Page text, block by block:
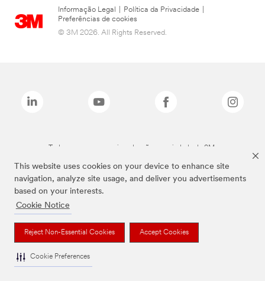
This website uses cookies on your device to enhance site
navigation, analyze site usage, and deliver you advertisements
based on your interests.
Cookie Notice
Reject Non-Essential Cookies Accept Cookies
Cookie Preferences
Informação Legal Política da Privacidade
Preferências de cookies
© 3M 2026. All Rights Reserved.
Todas as marcas mencionadas são propriedade da 3M.